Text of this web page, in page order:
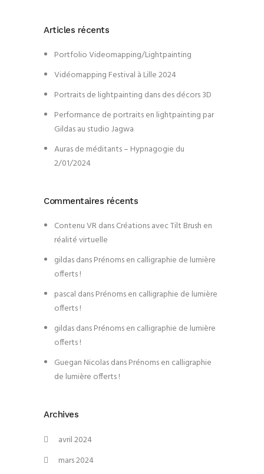
Articles récents
Portfolio Videomapping/Lightpainting
Vidéomapping Festival à Lille 2024
Portraits de lightpainting dans des décors 3D
Performance de portraits en lightpainting par
Gildas au studio Jagwa
Auras de méditants – Hypnagogie du
2/01/2024
Commentaires récents
Contenu VRdansCréations avec Tilt Brush en
réalité virtuelle
gildasdansPrénoms en calligraphie de lumière
offerts !
pascal dansPrénoms en calligraphie de lumière
offerts !
gildasdansPrénoms en calligraphie de lumière
offerts !
Guegan NicolasdansPrénoms en calligraphie
de lumière offerts !
Archives
avril 2024
mars 2024